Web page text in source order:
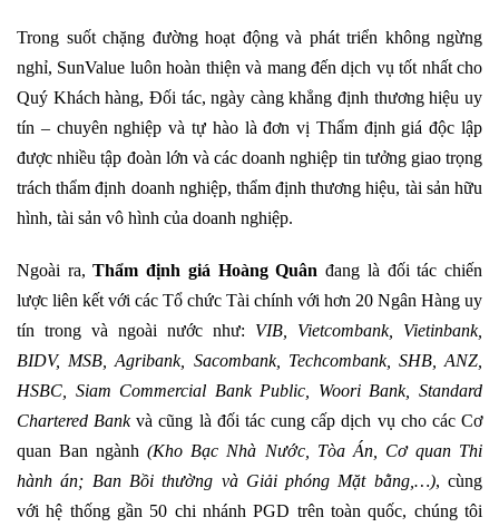
Trong suốt chặng đường hoạt động và phát triển không ngừng
nghỉ, SunValue luôn hoàn thiện và mang đến dịch vụ tốt nhất cho
Quý Khách hàng, Đối tác, ngày càng khẳng định thương hiệu uy
tín – chuyên nghiệp và tự hào là đơn vị Thẩm định giá độc lập
được nhiều tập đoàn lớn và các doanh nghiệp tin tưởng giao trọng
trách thẩm định doanh nghiệp, thẩm định thương hiệu, tài sản hữu
hình, tài sản vô hình của doanh nghiệp.
Ngoài ra,Thẩm định giá Hoàng Quân đang là đối tác chiến
lược liên kết với các Tổ chức Tài chính với hơn 20 Ngân Hàng uy
tín trong và ngoài nước như: VIB, Vietcombank, Vietinbank,
BIDV, MSB, Agribank, Sacombank, Techcombank, SHB, ANZ,
HSBC, Siam Commercial Bank Public, Woori Bank, Standard
Chartered Bankvà cũng là đối tác cung cấp dịch vụ cho các Cơ
quan Ban ngành(Kho Bạc Nhà Nước, Tòa Án, Cơ quan Thi
hành án; Ban Bồi thường và Giải phóng Mặt bằng,…), cùng
với hệ thống gần 50 chi nhánh PGD trên toàn quốc, chúng tôi